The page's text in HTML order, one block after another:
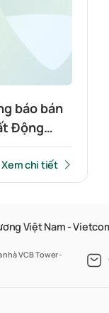
báo bán
Động
sở hữu
với đất
số 32,
là thị
Hồ Chí
Xem chi tiết
Việt Nam -
VCB Tower -